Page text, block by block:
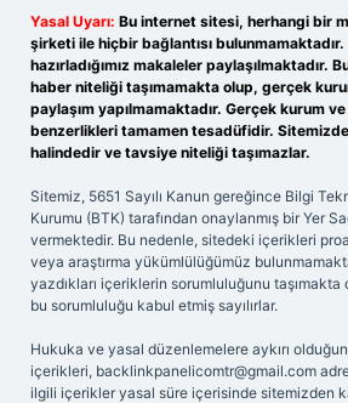
Yasal Uyarı: Bu internet sitesi, herhangi bir
şirketi ile hiçbir bağlantısı
hazırladığımız makaleler paylaşılmaktadır.
haber niteliği taşımamakta olup, gerçek
paylaşım yapılmamaktadır. Gerçek kurum
benzerlikleri tamamen tesadüfidir.
halindedir ve tavsiye niteliği taşımazlar.
Sitemiz, 5651 Sayılı Kanun gereğince Bilgi
Kurumu (BTK) tarafından onaylanmış bir Yer
vermektedir. Bu nedenle, sitedeki içerikleri
veya araştırma yükümlülüğümüz
yazdıkları içeriklerin sorumluluğunu
bu sorumluluğu kabul etmiş sayılırlar.
Hukuka ve yasal düzenlemelere aykırı
içerikleri, backlinkpanelicomtr@gmail.com
ilgili içerikler yasal süre içerisinde sitemizden